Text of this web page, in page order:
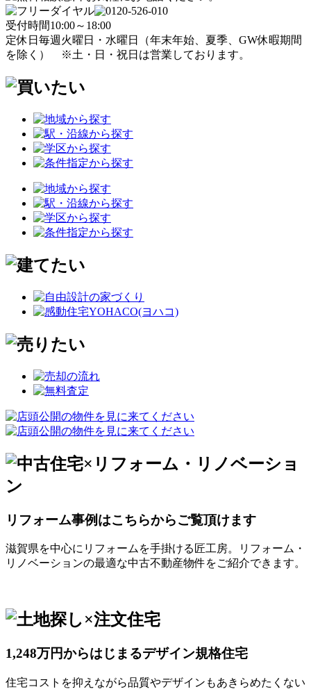
受付時間10:00～18:00
定休日 毎週火曜日・水曜日
（年末年始、夏季、GW休暇期間
を除く）
※土・日・祝日は営業しております。
リフォーム事例はこちらからご覧頂けます
滋賀県を中心にリフォームを手掛ける匠工房。リフォーム・
リノベーションの最適な中古不動産物件をご紹介できます。
1,248万円からはじまるデザイン規格住宅
住宅コストを抑えながら品質やデザインもあきらめたくない